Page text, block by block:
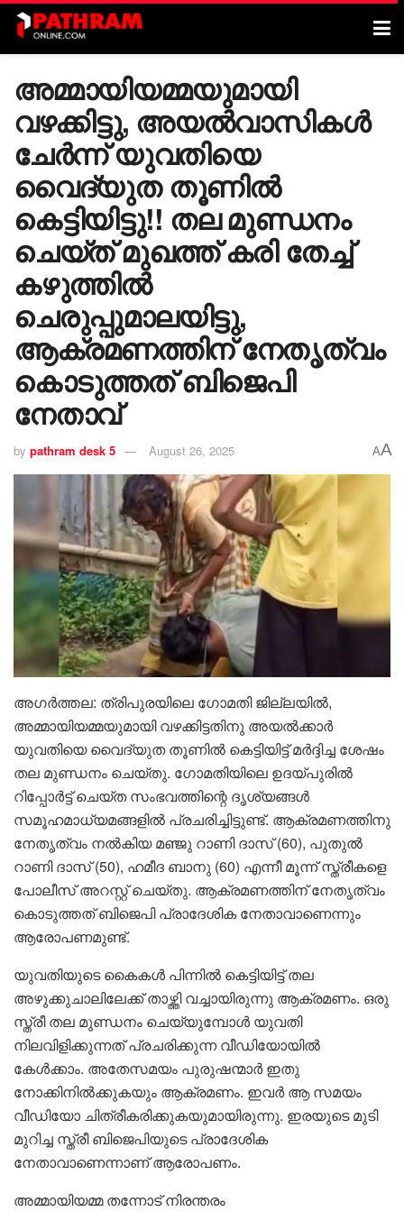
അമ്മായിയമ്മയുമായി
വഴക്കിട്ടു, അയൽവാസികൾ
ചേർന്ന് യുവതിയെ
വൈദ്യുത തൂണിൽ
കെട്ടിയിട്ടു!! തല മുണ്ഡനം
ചെയ്ത് മുഖത്ത് കരി തേച്ച്
കഴുത്തിൽ
ചെരുപ്പുമാലയിട്ടു,
ആക്രമണത്തിന് നേതൃത്വം
കൊടുത്തത് ബിജെപി
നേതാവ്
by pathram desk 5 August 26, 2025 AA
അഗർത്തല: ത്രിപുരയിലെ ഗോമതി ജില്ലയിൽ,
അമ്മായിയമ്മയുമായി വഴക്കിട്ടതിനു അയൽക്കാർ
യുവതിയെ വൈദ്യുത തൂണിൽ കെട്ടിയിട്ട് മർദ്ദിച്ച ശേഷം
തല മുണ്ഡനം ചെയ്തു. ഗോമതിയിലെ ഉദയ്പുരിൽ
റിപ്പോർട്ട് ചെയ്ത സംഭവത്തിന്റെ ദൃശ്യങ്ങൾ
സമൂഹമാധ്യമങ്ങളിൽ പ്രചരിച്ച‍ിട്ടുണ്ട്. ആക്രമണത്തിനു
നേതൃത്വം നൽകിയ മഞ്ജു റാണി ദാസ് (60), പുതുൽ
റാണി ദാസ് (50), ഹമീദ ബാനു (60) എന്നീ മൂന്ന് സ്ത്രീകളെ
പോലീസ് അറസ്റ്റ് ചെയ്തു. ആക്രമണത്തിന് നേതൃത്വം
കൊടുത്തത് ബിജെപി പ്രാദേശിക നേതാവാണെന്നും
ആരോപണമുണ്ട്.
യുവതിയുടെ കൈകൾ പിന്നിൽ കെട്ടിയിട്ട് തല
അഴുക്കുചാലിലേക്ക് താഴ്ത്തി വച്ചായിരുന്നു ആക്രമണം. ഒരു
സ്ത്രീ തല മുണ്ഡനം ചെയ്യുമ്പോൾ യുവതി
നിലവിളിക്കുന്നത് പ്രചരിക്കുന്ന വീഡിയോയിൽ
കേൾക്കാം. അതേസമയം പുരുഷന്മാർ ഇതു
നോക്കിനിൽക്കുകയും ആക്രമണം. ഇവർ ആ സമയം
വീഡിയോ ചിത്രീകരിക്കുകയുമായിരുന്നു. ഇരയുടെ മുടി
മുറിച്ച സ്ത്രീ ബിജെപിയുടെ പ്രാദേശിക
നേതാവാണെന്നാണ് ആരോപണം.
അമ്മായിയമ്മ തന്നോട് നിരന്തരം